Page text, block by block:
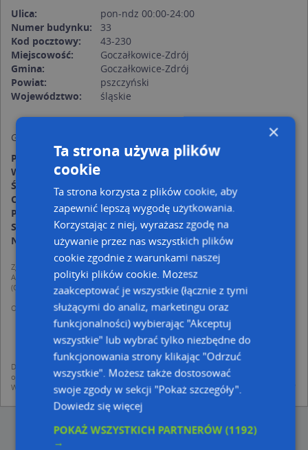
Ulica:
pon-ndz 00:00-24:00
Numer budynku:
33
Kod pocztowy:
43-230
Miejscowość:
Goczałkowice-Zdrój
Gmina:
Goczałkowice-Zdrój
Powiat:
pszczyński
Województwo:
śląskie
Godziny otwarcia:
Poniedziałek:
00:00-24:00
Wtorek:
00:00-24:00
Środa:
00:00-24:00
Czwartek:
00:00-24:00
Piątek:
00:00-24:00
Sobota:
00:00-24:00
Niedziela:
00:00-24:00
Zgodnie z Rozporządzeniem PE i Rady (UE) o Ochronie Danych Osobowych
Administratorem (RODO), administratorem danych jest AutoMapa sp. z o.o.
(Operator) z siedzibą w Warszawie przy ulicy Domaniewskiej 37.
Operator przetwarza dane osobowe w celu:
dodania ich do bazy Targeo oraz publikacji w wyszukiwarce firm i na
mapach (art. 6 ust. 1 lit. f RODO)
udostępniania danych o firmach partnerom biznesowym operatora (art.
6 ust. 1 lit. f RODO)
Dane pochodzą z publicznych baz CEIDG, GUS, REGON, z firmowych stron www
oraz od podmiotów zewnętrznych.
Więcej informacji dot. RODO:http://regulamin.automapa.pl/odo_przetwarzanie/
×
Ta strona używa plików
cookie
Ta strona korzysta z plików cookie, aby
zapewnić lepszą wygodę użytkowania.
Korzystając z niej, wyrażasz zgodę na
używanie przez nas wszystkich plików
cookie zgodnie z warunkami naszej
polityki plików cookie. Możesz
zaakceptować je wszystkie (łącznie z tymi
służącymi do analiz, marketingu oraz
funkcjonalności) wybierając "Akceptuj
wszystkie" lub wybrać tylko niezbędne do
funkcjonowania strony klikając "Odrzuć
wszystkie". Możesz także dostosować
swoje zgody w sekcji "Pokaż szczegóły".
Dowiedz się więcej
POKAŻ WSZYSTKICH PARTNERÓW(1192)
→